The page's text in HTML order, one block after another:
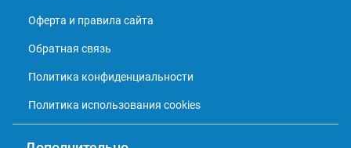
Оферта и правила сайта
Обратная связь
Политика конфиденциальности
Политика использования cookies